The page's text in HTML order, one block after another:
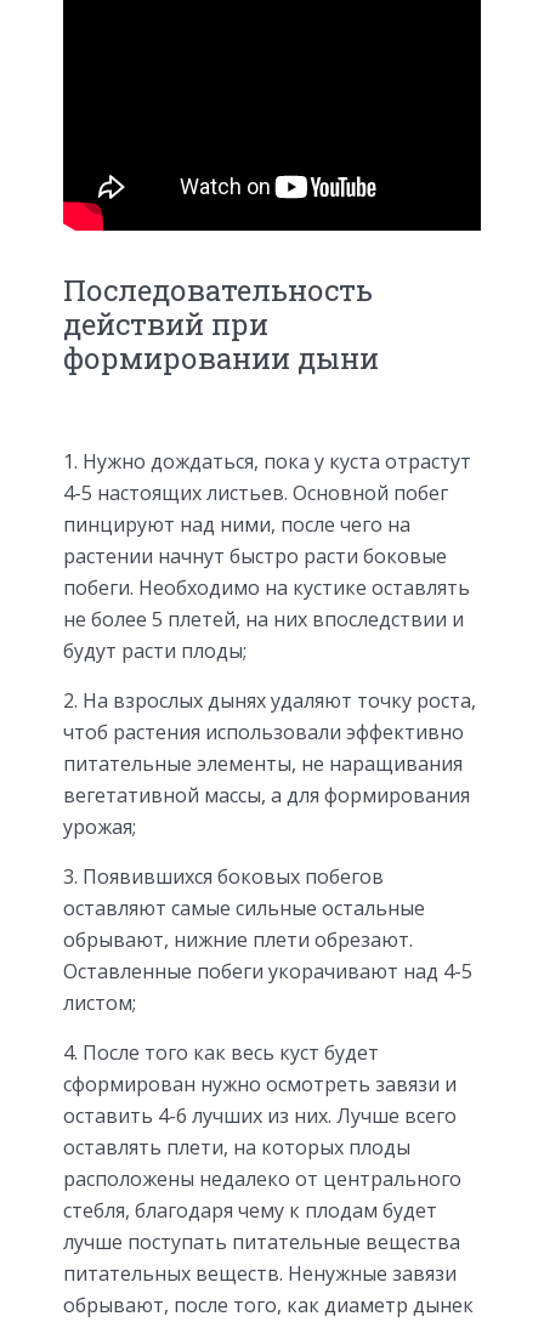
Последовательность
действий при
формировании дыни
1. Нужно дождаться, пока у куста отрастут
4-5 настоящих листьев. Основной побег
пинцируют над ними, после чего на
растении начнут быстро расти боковые
побеги. Необходимо на кустике оставлять
не более 5 плетей, на них впоследствии и
будут расти плоды;
2. На взрослых дынях удаляют точку роста,
чтоб растения использовали эффективно
питательные элементы, не наращивания
вегетативной массы, а для формирования
урожая;
3. Появившихся боковых побегов
оставляют самые сильные остальные
обрывают, нижние плети обрезают.
Оставленные побеги укорачивают над 4-5
листом;
4. После того как весь куст будет
сформирован нужно осмотреть завязи и
оставить 4-6 лучших из них. Лучше всего
оставлять плети, на которых плоды
расположены недалеко от центрального
стебля, благодаря чему к плодам будет
лучше поступать питательные вещества
питательных веществ. Ненужные завязи
обрывают, после того, как диаметр дынек